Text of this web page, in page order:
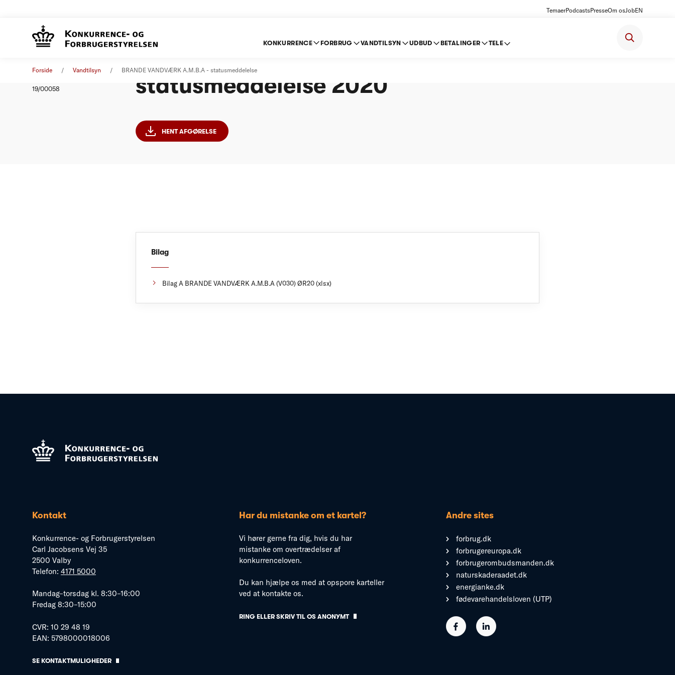
TemaerPodcastsPresseOm osJobEN
KONKURRENCE FORBRUG VANDTILSYN UDBUD BETALINGER TELE
Forside Vandtilsyn BRANDE VANDVÆRK A.M.B.A - statusmeddelelse
19/00058
statusmeddelelse 2020
HENT AFGØRELSE
Bilag
Bilag A BRANDE VANDVÆRK A.M.B.A (V030) ØR20 (xlsx)
Kontakt
Konkurrence- og Forbrugerstyrelsen
Carl Jacobsens Vej 35
2500 Valby
Telefon: 4171 5000
Mandag–torsdag kl. 8:30–16:00
Fredag 8:30–15:00
CVR: 10 29 48 19
EAN: 5798000018006
SE KONTAKTMULIGHEDER
Har du mistanke om et kartel?
Vi hører gerne fra dig, hvis du har
mistanke om overtrædelser af
konkurrenceloven.
Du kan hjælpe os med at opspore karteller
ved at kontakte os.
RING ELLER SKRIV TIL OS ANONYMT
Andre sites
forbrug.dk
forbrugereuropa.dk
forbrugerombudsmanden.dk
naturskaderaadet.dk
energianke.dk
fødevarehandelsloven (UTP)